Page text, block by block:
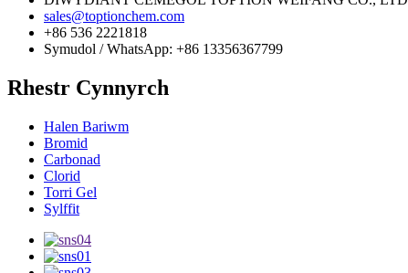
sales@toptionchem.com
+86 536 2221818
Symudol / WhatsApp: +86 13356367799
Rhestr Cynnyrch
Halen Bariwm
Bromid
Carbonad
Clorid
Torri Gel
Sylffit